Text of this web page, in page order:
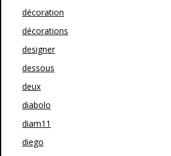
décoration
décorations
designer
dessous
deux
diabolo
diam11
diego